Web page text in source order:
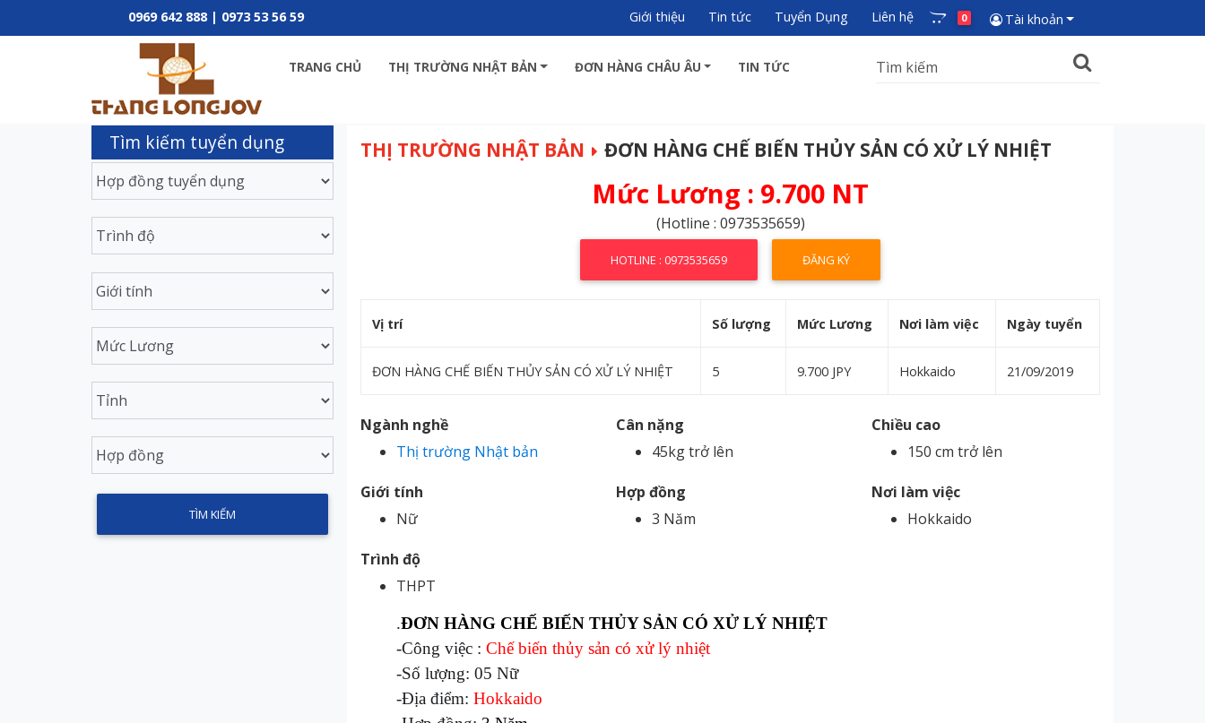
0969 642 888 | 0973 53 56 59 Giới thiệu Tin tức Tuyển Dụng Liên hệ 0 Tài khoản
TRANG CHỦ THỊ TRƯỜNG NHẬT BẢN ĐƠN HÀNG CHÂU ÂU TIN TỨC
Tìm kiếm tuyển dụng THỊ TRƯỜNG NHẬT BẢN ĐƠN HÀNG CHẾ BIẾN THỦY SẢN CÓ XỬ LÝ NHIỆT
Mức Lương : 9.700 NT
(Hotline : 0973535659)
HOTLINE : 0973535659 ĐĂNG KÝ
Vị trí Số lượng Mức Lương Nơi làm việc Ngày tuyển
ĐƠN HÀNG CHẾ BIẾN THỦY SẢN CÓ XỬ LÝ NHIỆT 5 9.700 JPY Hokkaido 21/09/2019
Ngành nghề
Thị trường Nhật bản
Cân nặng
45kg trở lên
Chiều cao
150 cm trở lên
Giới tính
Nữ
Hợp đồng
3 Năm
Nơi làm việc
Hokkaido
Trình độ
THPT
.ĐƠN HÀNG CHẾ BIẾN THỦY SẢN CÓ XỬ LÝ NHIỆT
-Công việc : Chế biến thủy sản có xử lý nhiệt
-Số lượng: 05 Nữ
-Địa điểm: Hokkaido